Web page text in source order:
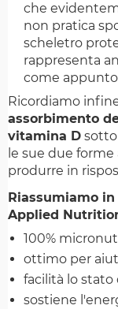
che
non pratica
scheletro
rappresenta
come appunto
Ricordiamo
assorbimento
vitamina D sotto
le sue due
produrre in
Riassumiamo
Applied
100%
ottimo per
facilità lo stato
sostiene